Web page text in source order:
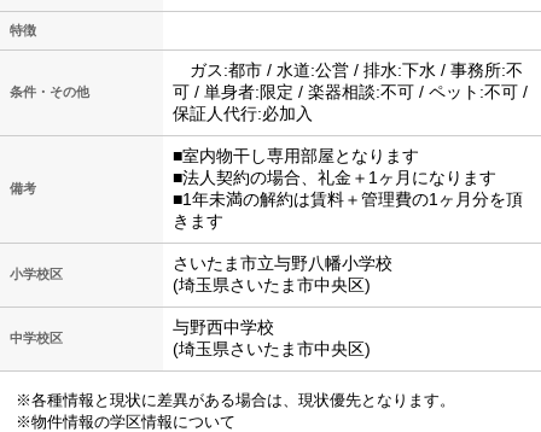
特徴
条件・その他
ガス:都市 / 水道:公営 / 排水:下水 / 事務所:不
可 / 単身者:限定 / 楽器相談:不可 / ペット:不可 /
保証人代行:必加入
備考
■室内物干し専用部屋となります
■法人契約の場合、礼金＋1ヶ月になります
■1年未満の解約は賃料＋管理費の1ヶ月分を頂
きます
小学校区
さいたま市立与野八幡小学校
(埼玉県さいたま市中央区)
中学校区
与野西中学校
(埼玉県さいたま市中央区)
※各種情報と現状に差異がある場合は、現状優先となります。
※物件情報の学区情報について